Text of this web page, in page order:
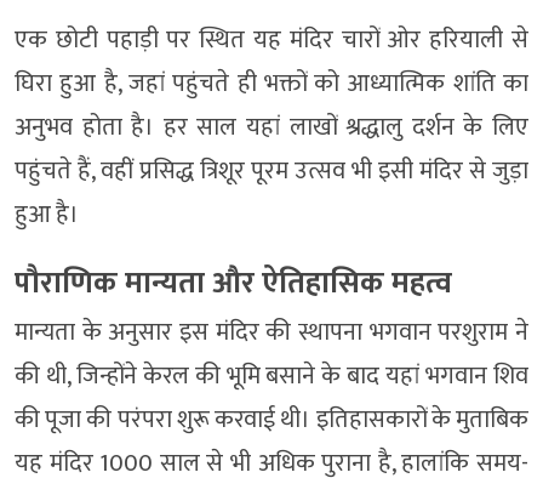
एक छोटी पहाड़ी पर स्थित यह मंदिर चारों ओर हरियाली से
घिरा हुआ है, जहां पहुंचते ही भक्तों को आध्यात्मिक शांति का
अनुभव होता है। हर साल यहां लाखों श्रद्धालु दर्शन के लिए
पहुंचते हैं, वहीं प्रसिद्ध त्रिशूर पूरम उत्सव भी इसी मंदिर से जुड़ा
हुआ है।
पौराणिक मान्यता और ऐतिहासिक महत्व
मान्यता के अनुसार इस मंदिर की स्थापना भगवान परशुराम ने
की थी, जिन्होंने केरल की भूमि बसाने के बाद यहां भगवान शिव
की पूजा की परंपरा शुरू करवाई थी। इतिहासकारों के मुताबिक
यह मंदिर 1000 साल से भी अधिक पुराना है, हालांकि समय-